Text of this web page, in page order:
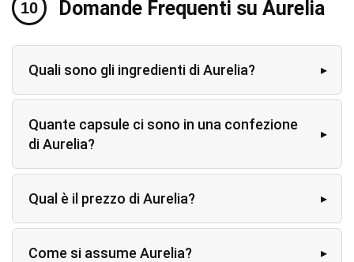
Domande Frequenti su Aurelia
Quali sono gli ingredienti di Aurelia?
Quante capsule ci sono in una confezione
di Aurelia?
Qual è il prezzo di Aurelia?
Come si assume Aurelia?